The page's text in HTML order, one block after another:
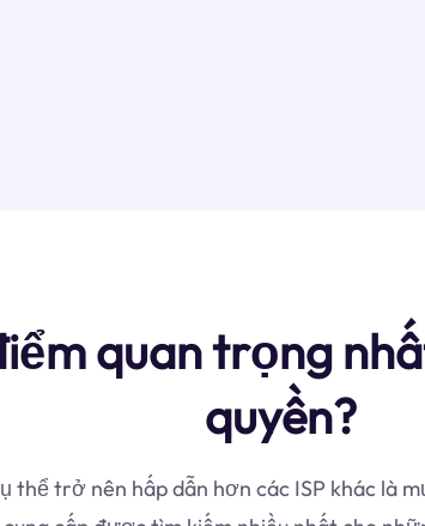
quan trọng
quyền?
thể trở nên hấp dẫn hơn các ISP khác là